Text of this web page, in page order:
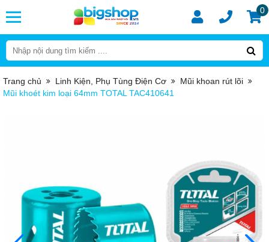
0
Trang chủ Linh Kiện, Phụ Tùng Điện Cơ
Mũi khoan rút lõi
Mũi khoét kim loại 64mm TOTAL TAC410641